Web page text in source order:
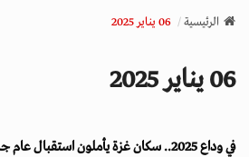
v
a
o
الرئيسية 06 يناير 2025
06 يناير 2025
في وداع 2025.. سكان غزة يأملون استقبال عام جديد يطوي آلام الماضي